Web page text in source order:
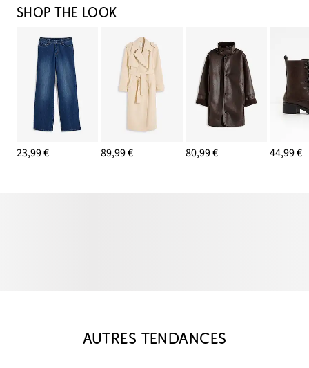
SHOP THE LOOK
23,99 € 89,99 € 80,99 € 44,99 €
AUTRES TENDANCES